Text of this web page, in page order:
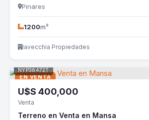
Pinares
1200m²
Iavecchia Propiedades
EN VENTA
NYP36472T
U$S 400,000
Venta
Terreno en Venta en Mansa